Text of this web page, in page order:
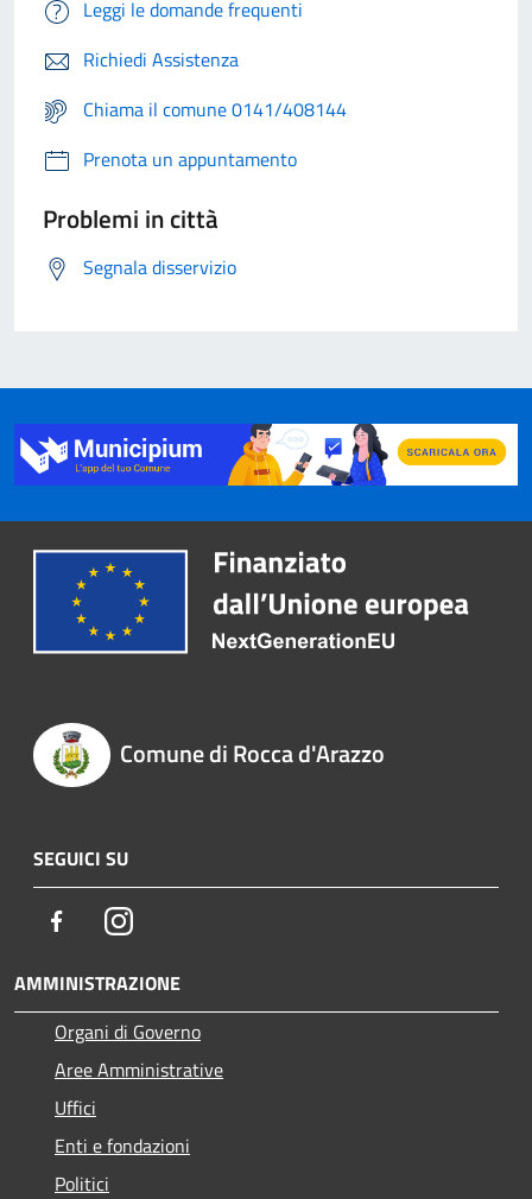
Leggi le domande frequenti
Richiedi Assistenza
Chiama il comune 0141/408144
Prenota un appuntamento
Problemi in città
Segnala disservizio
Comune di Rocca d'Arazzo
SEGUICI SU
FacebookInstagram
AMMINISTRAZIONE
Organi di Governo
Aree Amministrative
Uffici
Enti e fondazioni
Politici